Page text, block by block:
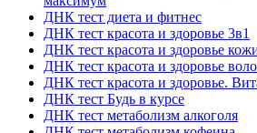
ДНК тест диета и фитнес
ДНК тест красота и здоровье 3в1
ДНК тест красота и здоровье
ДНК тест красота и здоровье
ДНК тест красота и здоровье.
ДНК тест Будь в курсе
ДНК тест метаболизм алкоголя